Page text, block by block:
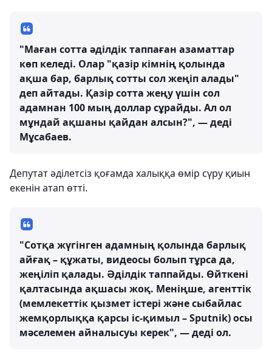
"Маған сотта әділдік таппаған азаматтар
көп келеді. Олар "қазір кімнің қолында
ақша бар, барлық сотты сол жеңіп алады"
деп айтады. Қазір сотта жеңу үшін сол
адамнан 100 мың доллар сұрайды. Ал ол
мұндай ақшаны қайдан алсын?", — деді
Мұсабаев.
Депутат әділетсіз қоғамда халыққа өмір сүру қиын
екенін атап өтті.
"Сотқа жүгінген адамның қолында барлық
айғақ – құжаты, видеосы болып тұрса да,
жеңіліп қалады. Әділдік таппайды. Өйткені
қалтасында ақшасы жоқ. Меніңше, агенттік
(мемлекеттік қызмет істері және сыбайлас
жемқорлыққа қарсы іс-қимыл – Sputnik) осы
мәселемен айналысуы керек", — деді ол.